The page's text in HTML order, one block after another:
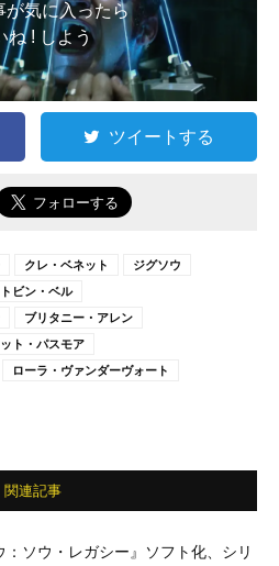
が気に入ったら
ね ! しよう
ツイートする
クレ・ベネット
ジグソウ
トビン・ベル
ブリタニー・アレン
ト・パスモア
ローラ・ヴァンダーヴォート
関連記事
：ソウ・レガシー』ソフト化、シリ